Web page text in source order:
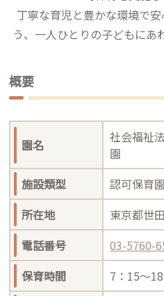
丁寧な育児と豊かな環境で
う、一人ひとりの子どもにあ
概要
園名
社会福祉
園
施設類型
認可保育園
所在地
東京都世
電話番号
03-5760-
保育時間
7：15～